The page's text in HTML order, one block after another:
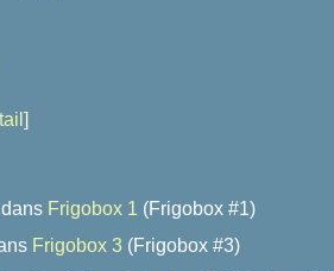
]
dans Frigobox 1 (Frigobox #1)
Frigobox 3 (Frigobox #3)